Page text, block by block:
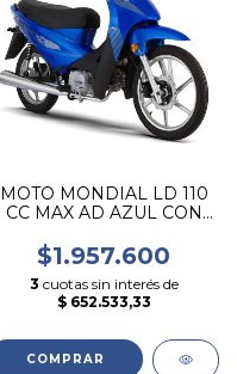
MOTO MONDIAL LD 110
CC MAX AD AZUL CON
BAHIA BLANCA
$1.957.600
3 cuotas sin interés de
$ 652.533,33